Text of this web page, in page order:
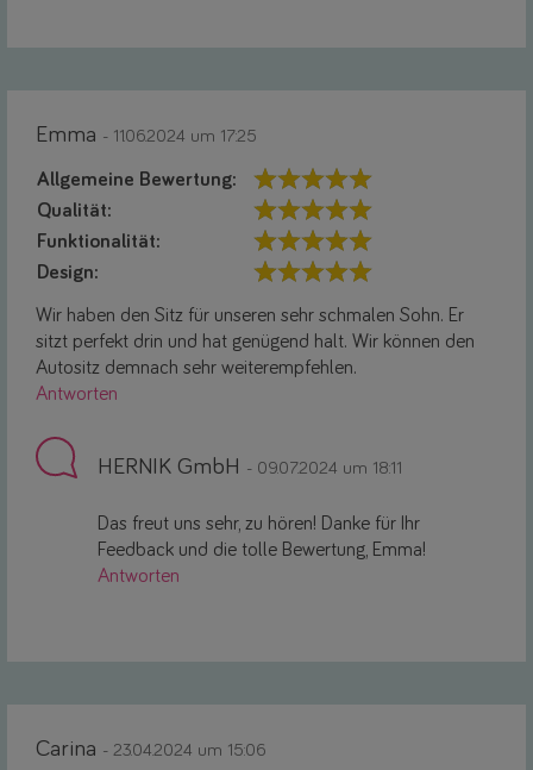
Emma - 11.06.2024 um 17:25
Allgemeine Bewertung:
Qualität:
Funktionalität:
Design:
Wir haben den Sitz für unseren sehr schmalen Sohn. Er
sitzt perfekt drin und hat genügend halt. Wir können den
Autositz demnach sehr weiterempfehlen.
Antworten
HERNIK GmbH - 09.07.2024 um 18:11
Das freut uns sehr, zu hören! Danke für Ihr
Feedback und die tolle Bewertung, Emma!
Antworten
Carina - 23.04.2024 um 15:06